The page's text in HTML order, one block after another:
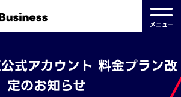
メニュー
式アカウント 料金プラン改
定のお知らせ